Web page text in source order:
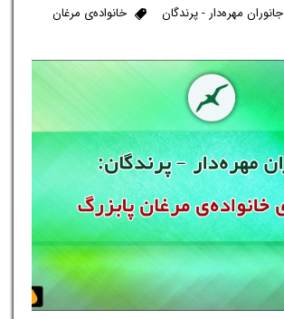
جانوران مهره‌دار - پرندگان
خانواده‌ی مرغان